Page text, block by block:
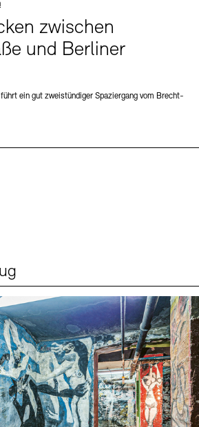
zwischen
und Berliner
ein gut zweistündiger Spaziergang vom Brecht-